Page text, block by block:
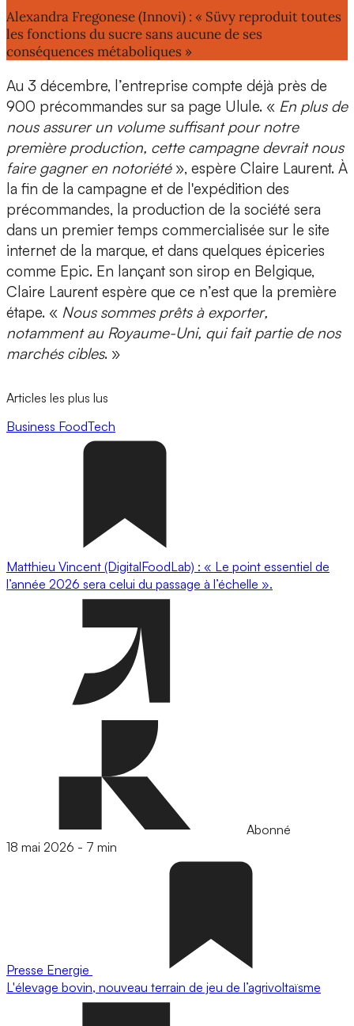
Alexandra Fregonese (Innovi) : « Süvy reproduit toutes
les fonctions du sucre sans aucune de ses
conséquences métaboliques »
Au 3 décembre, l’entreprise compte déjà près de
900 précommandes sur sa page Ulule. « En plus de
nous assurer un volume suffisant pour notre
première production, cette campagne devrait nous
faire gagner en notoriété», espère Claire Laurent. À
la fin de la campagne et de l'expédition des
précommandes, la production de la société sera
dans un premier temps commercialisée sur le site
internet de la marque, et dans quelques épiceries
comme Epic. En lançant son sirop en Belgique,
Claire Laurent espère que ce n’est que la première
étape. « Nous sommes prêts à exporter,
notamment au Royaume-Uni, qui fait partie de nos
marchés cibles. »
Articles les plus lus
Business FoodTech
Matthieu Vincent (DigitalFoodLab) : « Le point essentiel de
l’année 2026 sera celui du passage à l’échelle ».
Abonné
18 mai 2026 - 7 min
Presse Energie
L'élevage bovin, nouveau terrain de jeu de l’agrivoltaïsme